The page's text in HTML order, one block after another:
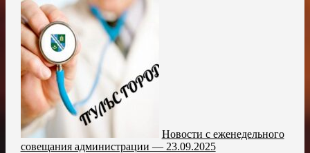
Новости с еженедельного
совещания администрации — 23.09.2025